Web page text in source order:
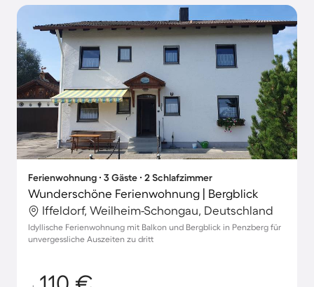
Ferienwohnung ∙ 3 Gäste ∙ 2 Schlafzimmer
Wunderschöne Ferienwohnung | Bergblick
Iffeldorf, Weilheim-Schongau, Deutschland
Idyllische Ferienwohnung mit Balkon und Bergblick in Penzberg für
unvergessliche Auszeiten zu dritt